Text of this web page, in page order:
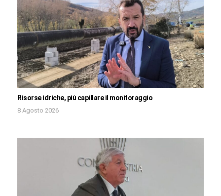
Risorse idriche, più capillare il monitoraggio
8 Agosto 2026